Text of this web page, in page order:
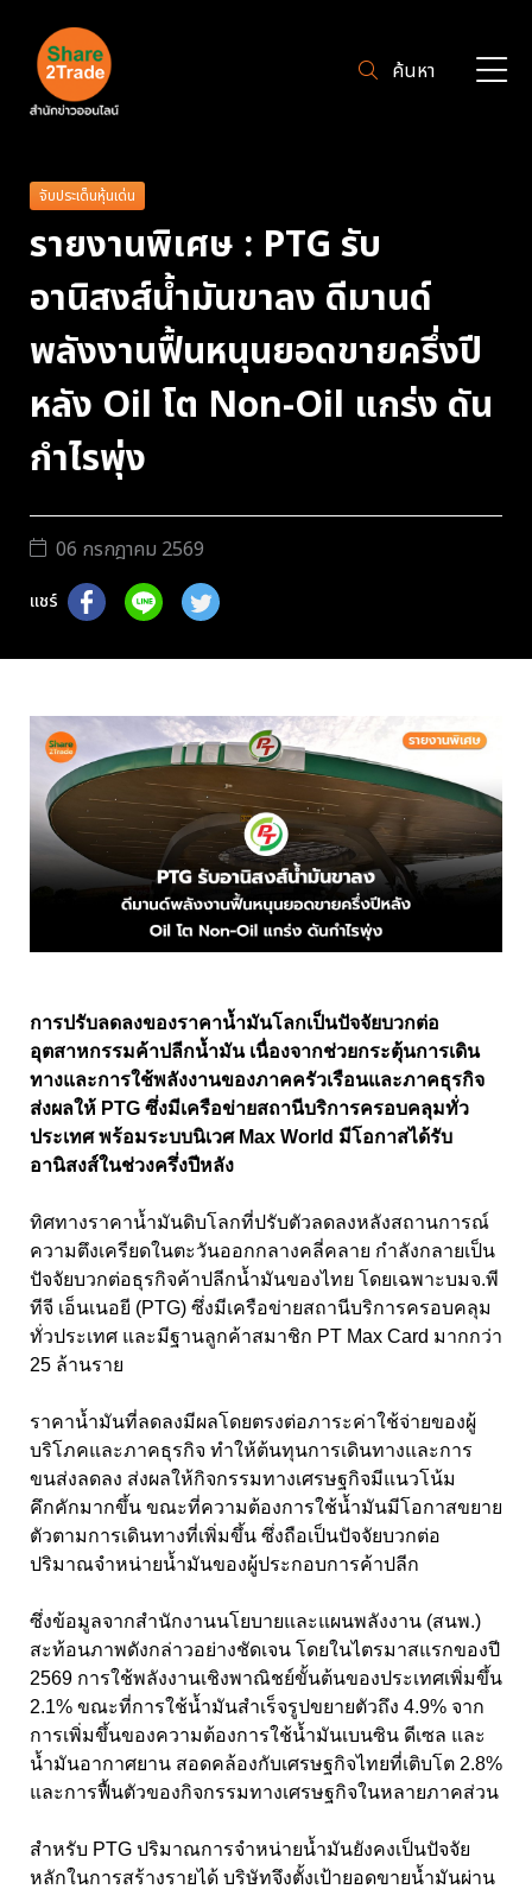
ค้นหา
จับประเด็นหุ้นเด่น
รายงานพิเศษ : PTG รับ
อานิสงส์น้ำมันขาลง ดีมานด์
พลังงานฟื้นหนุนยอดขายครึ่งปี
หลัง Oil โต Non-Oil แกร่ง ดัน
กำไรพุ่ง
06 กรกฎาคม 2569
แชร์
การปรับลดลงของราคาน้ำมันโลกเป็นปัจจัยบวกต่อ
อุตสาหกรรมค้าปลีกน้ำมัน เนื่องจากช่วยกระตุ้นการเดิน
ทางและการใช้พลังงานของภาคครัวเรือนและภาคธุรกิจ
ส่งผลให้ PTG ซึ่งมีเครือข่ายสถานีบริการครอบคลุมทั่ว
ประเทศ พร้อมระบบนิเวศ Max World มีโอกาสได้รับ
อานิสงส์ในช่วงครึ่งปีหลัง
ทิศทางราคาน้ำมันดิบโลกที่ปรับตัวลดลงหลังสถานการณ์
ความตึงเครียดในตะวันออกกลางคลี่คลาย กำลังกลายเป็น
ปัจจัยบวกต่อธุรกิจค้าปลีกน้ำมันของไทย โดยเฉพาะบมจ.พี
ทีจี เอ็นเนอยี (PTG) ซึ่งมีเครือข่ายสถานีบริการครอบคลุม
ทั่วประเทศ และมีฐานลูกค้าสมาชิก PT Max Card มากกว่า
25 ล้านราย
ราคาน้ำมันที่ลดลงมีผลโดยตรงต่อภาระค่าใช้จ่ายของผู้
บริโภคและภาคธุรกิจ ทำให้ต้นทุนการเดินทางและการ
ขนส่งลดลง ส่งผลให้กิจกรรมทางเศรษฐกิจมีแนวโน้ม
คึกคักมากขึ้น ขณะที่ความต้องการใช้น้ำมันมีโอกาสขยาย
ตัวตามการเดินทางที่เพิ่มขึ้น ซึ่งถือเป็นปัจจัยบวกต่อ
ปริมาณจำหน่ายน้ำมันของผู้ประกอบการค้าปลีก
ซึ่งข้อมูลจากสำนักงานนโยบายและแผนพลังงาน (สนพ.)
สะท้อนภาพดังกล่าวอย่างชัดเจน โดยในไตรมาสแรกของปี
2569 การใช้พลังงานเชิงพาณิชย์ขั้นต้นของประเทศเพิ่มขึ้น
2.1% ขณะที่การใช้น้ำมันสำเร็จรูปขยายตัวถึง 4.9% จาก
การเพิ่มขึ้นของความต้องการใช้น้ำมันเบนซิน ดีเซล และ
น้ำมันอากาศยาน สอดคล้องกับเศรษฐกิจไทยที่เติบโต 2.8%
และการฟื้นตัวของกิจกรรมทางเศรษฐกิจในหลายภาคส่วน
สำหรับ PTG ปริมาณการจำหน่ายน้ำมันยังคงเป็นปัจจัย
หลักในการสร้างรายได้ บริษัทจึงตั้งเป้ายอดขายน้ำมันผ่าน